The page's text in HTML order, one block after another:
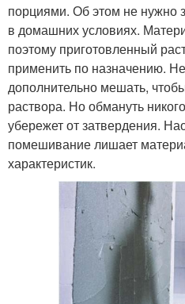
порциями. Об этом не нужно
в домашних условиях.
поэтому приготовленный
применить по назначению.
дополнительно мешать,
раствора. Но обмануть
убережет от затвердения.
помешивание лишает
характеристик.